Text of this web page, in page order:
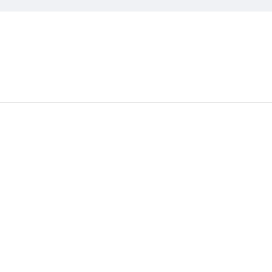
устройств данного класса, Kyocera FS-1110
вмещающие максимально до 250 листов. Выдвижная